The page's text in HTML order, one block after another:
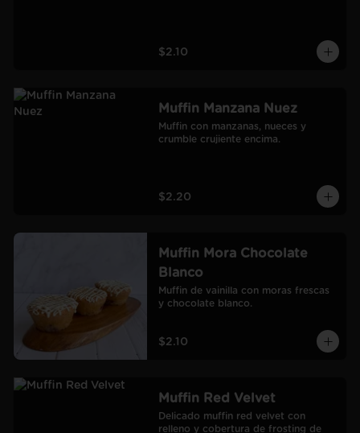
$2.10
Muffin Manzana Nuez
Muffin con manzanas, nueces y
crumble crujiente encima.
$2.20
Muffin Mora Chocolate
Blanco
Muffin de vainilla con moras frescas
y chocolate blanco.
$2.10
Muffin Red Velvet
Delicado muffin red velvet con
relleno y cobertura de frosting de